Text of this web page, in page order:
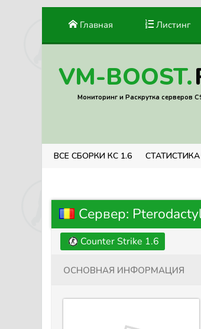
Главная Листинг
VM-BOOST.
Мониторинг и Раскрутка серверов
ВСЕ СБОРКИ КС 1.6
Сервер:
Counter Strike 1.6
Основная информация